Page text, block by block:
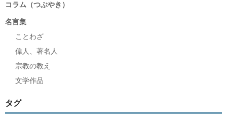
コラム（つぶやき）
名言集
ことわざ
偉人、著名人
宗教の教え
文学作品
タグ